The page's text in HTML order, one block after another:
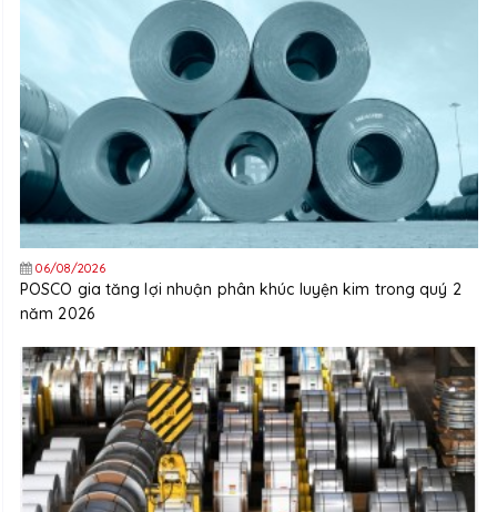
06/08/2026
POSCO gia tăng lợi nhuận phân khúc luyện kim trong quý 2
năm 2026